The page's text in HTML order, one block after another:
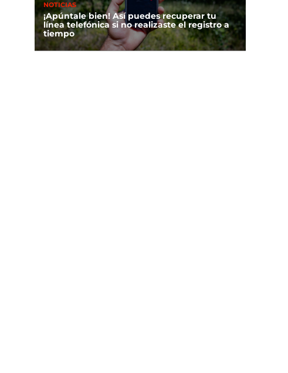
NOTICIAS
¡Apúntale bien! Así puedes recuperar tu
línea telefónica si no realizaste el registro a
tiempo